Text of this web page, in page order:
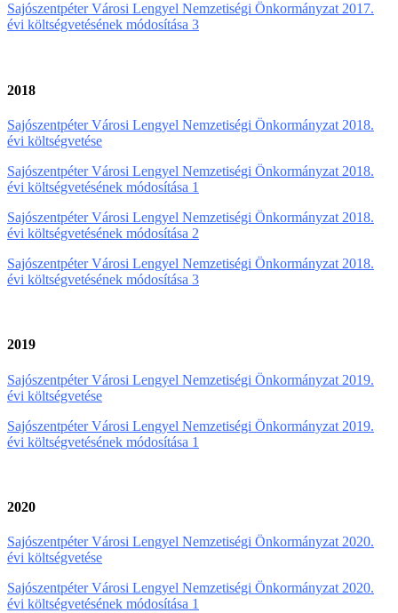
Sajószentpéter Városi Lengyel Nemzetiségi Önkormányzat 2017.
évi költségvetésének módosítása 3
2018
Sajószentpéter Városi Lengyel Nemzetiségi Önkormányzat 2018.
évi költségvetése
Sajószentpéter Városi Lengyel Nemzetiségi Önkormányzat 2018.
évi költségvetésének módosítása 1
Sajószentpéter Városi Lengyel Nemzetiségi Önkormányzat 2018.
évi költségvetésének módosítása 2
Sajószentpéter Városi Lengyel Nemzetiségi Önkormányzat 2018.
évi költségvetésének módosítása 3
2019
Sajószentpéter Városi Lengyel Nemzetiségi Önkormányzat 2019.
évi költségvetése
Sajószentpéter Városi Lengyel Nemzetiségi Önkormányzat 2019.
évi költségvetésének módosítása 1
2020
Sajószentpéter Városi Lengyel Nemzetiségi Önkormányzat 2020.
évi költségvetése
Sajószentpéter Városi Lengyel Nemzetiségi Önkormányzat 2020.
évi költségvetésének módosítása 1